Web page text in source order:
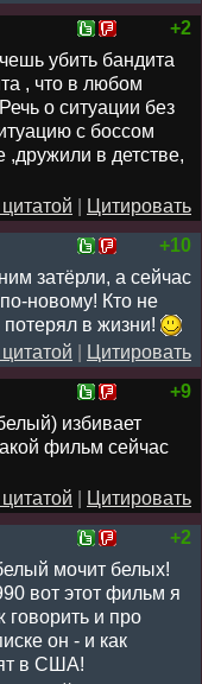
+2
убить бандита
, что в любом
о ситуации без
с боссом
в детстве,
Цитировать
+10
затёрли, а сейчас
новому! Кто не
в жизни!
Цитировать
+9
избивает
фильм сейчас
Цитировать
+2
мочит белых!
вот этот фильм я
говорить и про
он - и как
в США!